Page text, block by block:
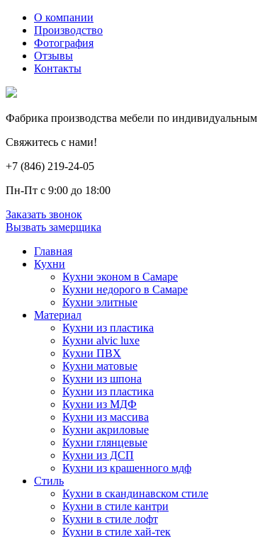
О компании
Производство
Фотография
Отзывы
Контакты
Фабрика производства мебели по индивидуальным
Свяжитесь с нами!
+7 (846) 219-24-05
Пн-Пт с 9:00 до 18:00
Заказать звонок
Вызвать замерщика
Главная
Кухни
Кухни эконом в Самаре
Кухни недорого в Самаре
Кухни элитные
Материал
Кухни из пластика
Кухни alvic luxe
Кухни ПВХ
Кухни матовые
Кухни из шпона
Кухни из пластика
Кухни из МДФ
Кухни из массива
Кухни акриловые
Кухни глянцевые
Кухни из ДСП
Кухни из крашенного мдф
Стиль
Кухни в скандинавском стиле
Кухни в стиле кантри
Кухни в стиле лофт
Кухни в стиле хай-тек